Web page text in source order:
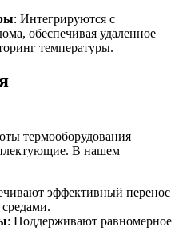
: Интегрируются с
обеспечивая удаленное
температуры.
термооборудования
В нашем
эффективный перенос
: Поддерживают равномерное